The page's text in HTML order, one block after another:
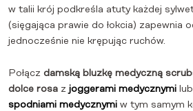
w talii krój podkreśla atuty każdej
(sięgająca prawie do łokcia) zapewnia
jednocześnie nie krępując ruchów.
Połącz damską bluzkę medyczną
dolce rosa z joggerami medycznymi
spodniami medycznymi w tym samym